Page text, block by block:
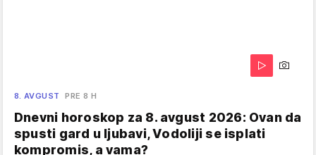
8. AVGUST PRE 8 H
Dnevni horoskop za 8. avgust 2026: Ovan da
spusti gard u ljubavi, Vodoliji se isplati
kompromis, a vama?